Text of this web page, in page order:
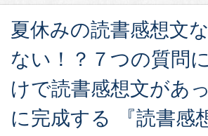
夏休みの読書感想文
ない！？７つの質問
けで読書感想文があ
に完成する 『読書感